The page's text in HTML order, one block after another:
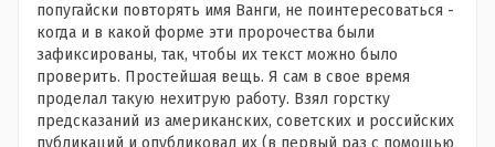
попугайски повторять имя Ванги, не поинтересоваться -
когда и в какой форме эти пророчества были
зафиксированы, так, чтобы их текст можно было
проверить. Простейшая вещь. Я сам в свое время
проделал такую нехитрую работу. Взял горстку
предсказаний из американских, советских и российских
публикаций и опубликовал их (в первый раз с помощью